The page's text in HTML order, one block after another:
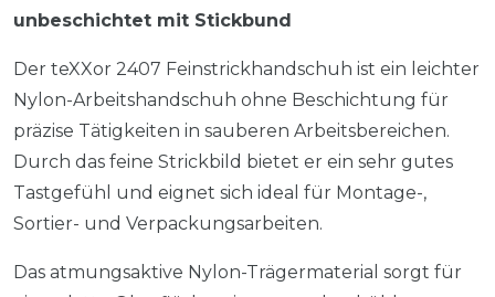
unbeschichtet mit Stickbund
Der teXXor 2407 Feinstrickhandschuh ist ein leichter
Nylon-Arbeitshandschuh ohne Beschichtung für
präzise Tätigkeiten in sauberen Arbeitsbereichen.
Durch das feine Strickbild bietet er ein sehr gutes
Tastgefühl und eignet sich ideal für Montage-,
Sortier- und Verpackungsarbeiten.
Das atmungsaktive Nylon-Trägermaterial sorgt für